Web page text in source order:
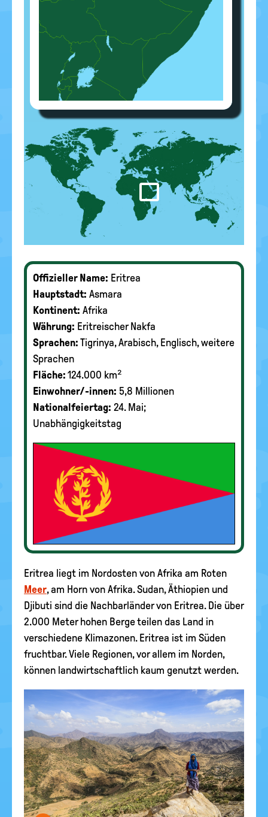
Offizieller Name: Eritrea
Hauptstadt: Asmara
Kontinent: Afrika
Währung: Eritreischer Nakfa
Sprachen: Tigrinya, Arabisch, Englisch, weitere
Sprachen
Fläche: 124.000 km²
Einwohner/-innen: 5,8 Millionen
Nationalfeiertag: 24. Mai;
Unabhängigkeitstag
Eritrea liegt im Nordosten von Afrika am Roten
Meer, am Horn von Afrika. Sudan, Äthiopien und
Djibuti sind die Nachbarländer von Eritrea. Die über
2.000 Meter hohen Berge teilen das Land in
verschiedene Klimazonen. Eritrea ist im Süden
fruchtbar. Viele Regionen, vor allem im Norden,
können landwirtschaftlich kaum genutzt werden.